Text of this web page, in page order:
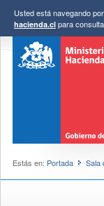
Usted está navegando
hacienda.cl para
Estás en: Portada Sala